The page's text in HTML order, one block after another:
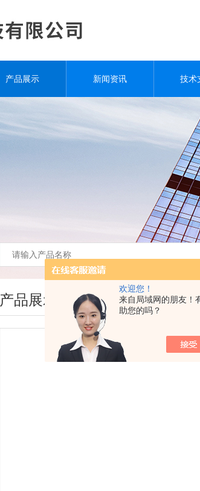
欢迎您！
来自局域网的朋友！
助您的吗？
产品展示 新闻资讯 技术
产品展示 您现在的位置：首页>